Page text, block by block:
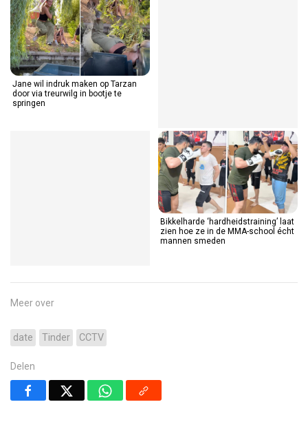
Jane wil indruk maken op Tarzan
door via treurwilg in bootje te
springen
Bikkelharde ‘hardheidstraining’ laat
zien hoe ze in de MMA-school écht
mannen smeden
Meer over
date Tinder CCTV
Delen